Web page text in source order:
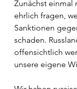
Zunächst einmal
ehrlich fragen,
Sanktionen
schaden.
offensichtlich
unsere eigene